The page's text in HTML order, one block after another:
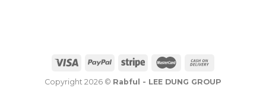
Copyright 2026 © Rabful - LEE DUNG GROUP